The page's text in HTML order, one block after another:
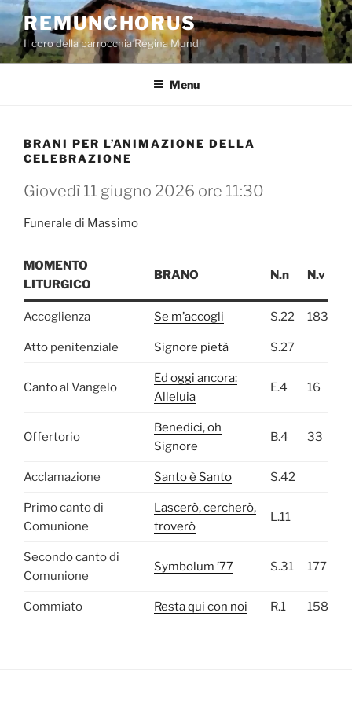
Salta
contenuto
REMUNCHORUS
Il coro della parrocchia Regina Mundi
Menu
BRANI PER L’ANIMAZIONE DELLA
CELEBRAZIONE
Giovedì 11 giugno 2026 ore 11:30
Funerale di Massimo
MOMENTO
LITURGICO
BRANO N.n N.v
Accoglienza Se m’accogli S.22 183
Atto penitenziale Signore pietà S.27
Canto al Vangelo
Ed oggi ancora:
Alleluia
E.4 16
Offertorio
Benedici, oh
Signore
B.4 33
Acclamazione Santo è Santo S.42
Primo canto di
Comunione
Lascerò, cercherò,
troverò
L.11
Secondo canto di
Comunione
Symbolum ’77 S.31 177
Commiato Resta qui con noi R.1 158